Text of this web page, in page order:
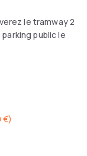
le tramway 2
public le
€)